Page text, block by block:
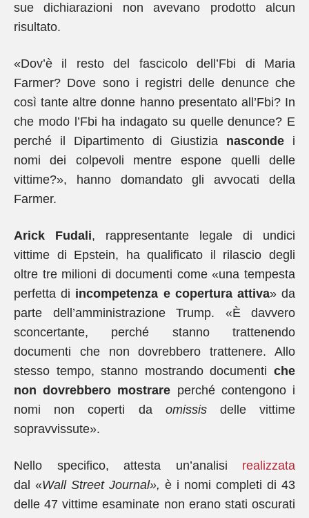
sue dichiarazioni non avevano prodotto alcun
risultato.
«Dov’è il resto del fascicolo dell’Fbi di Maria
Farmer? Dove sono i registri delle denunce che
così tante altre donne hanno presentato all’Fbi? In
che modo l’Fbi ha indagato su quelle denunce? E
perché il Dipartimento di Giustizia nasconde i
nomi dei colpevoli mentre espone quelli delle
vittime?», hanno domandato gli avvocati della
Farmer.
Arick Fudali, rappresentante legale di undici
vittime di Epstein, ha qualificato il rilascio degli
oltre tre milioni di documenti come «una tempesta
perfetta di incompetenza e copertura attiva» da
parte dell’amministrazione Trump. «È davvero
sconcertante, perché stanno trattenendo
documenti che non dovrebbero trattenere. Allo
stesso tempo, stanno mostrando documenti che
non dovrebbero mostrare perché contengono i
nomi non coperti da omissisdelle vittime
sopravvissute».
Nello specifico, attesta un’analisi realizzata
dal «Wall Street Journal», è i nomi completi di 43
delle 47 vittime esaminate non erano stati oscurati